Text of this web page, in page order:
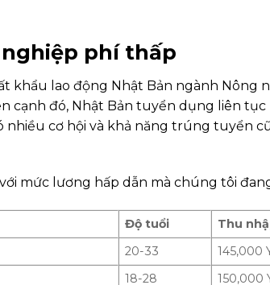
phí thấp
khẩu lao động Nhật Bản ngành Nông
cạnh đó, Nhật Bản tuyển dụng liên
cơ hội và khả năng trúng tuyển
mức lương hấp dẫn mà chúng tôi
Độ tuổi Thu
20-33 145,000
18-28 150,000